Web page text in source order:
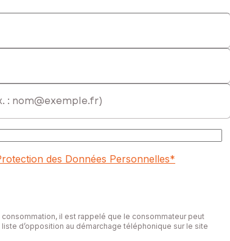
des Données Personnelles*
il est rappelé que le consommateur peut
d’opposition au démarchage téléphonique sur le site